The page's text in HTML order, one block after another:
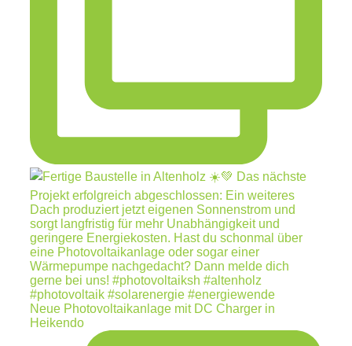
Neue Photovoltaikanlage mit DC Charger in
Heikendo